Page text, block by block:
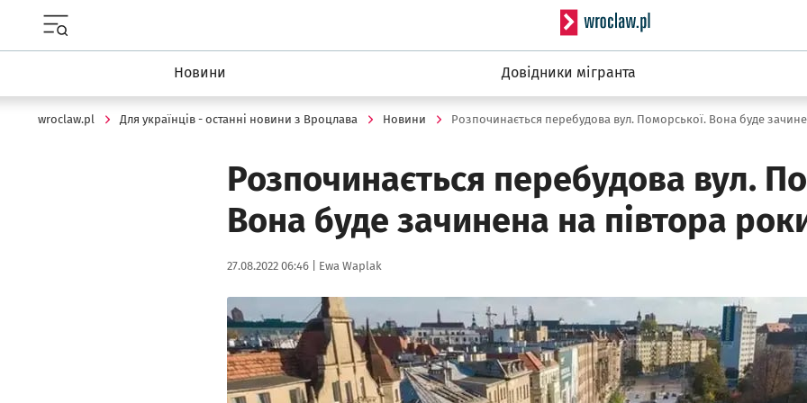
Serwis informacyjny
Новини Довідники мігранта
wroclaw.pl Для українців - останні новини з Вроцлава Новини
Розпочинається перебудова вул.
Вона буде зачинена на півтора
Data publikacji:
27.08.2022 06:46 | Autor:
Ewa Waplak
Kliknij, aby powiększyć